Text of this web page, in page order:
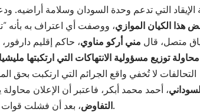
التي تدعم وحدة السودان وسلامة أراضيه.
هذا الكيان الموازي
متصل، قال مني أركو مناوي، حاكم إقليم
توزيع مسؤولية الانتهاكات التي ارتكبتها
التحالفات لا تُخفي واقع الجرائم التي ارتكبت بحق
، أحمد محمد أبكر، فاعتبر أن الإعلان
التفاوض، بعد أن فشلت قوات الدعم السريع في السيطرة على السلطة بالقوة.